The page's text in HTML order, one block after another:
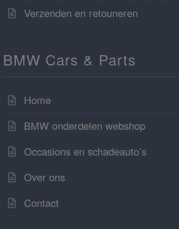
Verzenden en retouneren
BMW Cars & Parts
Home
BMW onderdelen webshop
Occasions en schadeauto’s
Over ons
Contact